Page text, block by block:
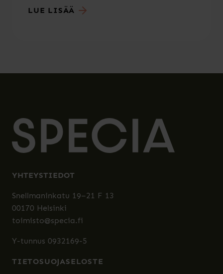
LUE LISÄÄ
YHTEYSTIEDOT
Snellmaninkatu 19–21 F 13
00170 Helsinki
toimisto@specia.fi
Y-tunnus 0932169-5
TIETOSUOJASELOSTE